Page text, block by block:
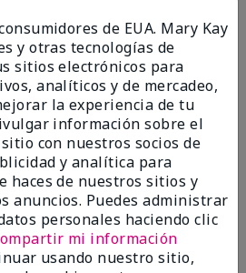
TimeWise® Luminous 3D
Foundation
Light 1​ (subtonos rosados
fríos)
$28.00
de EUA. Mary Kay
y otras tecnologías de
sitios electrónicos para
analíticos y de mercadeo,
la experiencia de tu
información sobre el
con nuestros socios de
y analítica para
haces de nuestros sitios y
anuncios. Puedes administrar
personales haciendo clic
mi información
usando nuestro sitio,